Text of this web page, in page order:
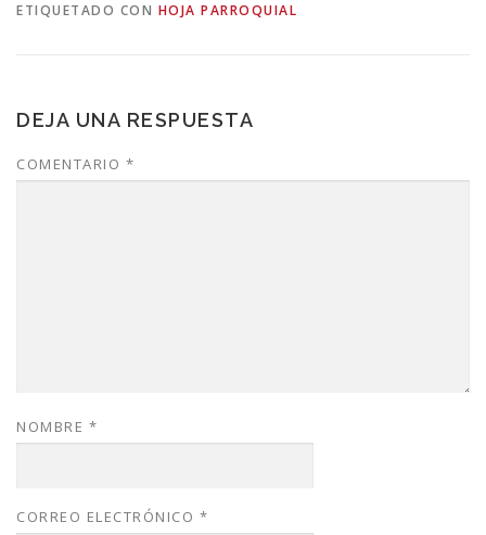
ETIQUETADO CON HOJA PARROQUIAL
DEJA UNA RESPUESTA
COMENTARIO *
NOMBRE *
CORREO ELECTRÓNICO *